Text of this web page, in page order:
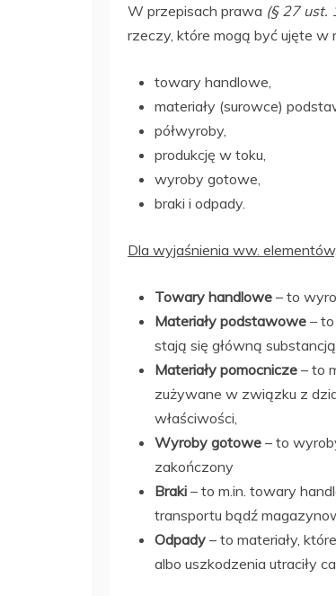
W przepisach prawa (§ 27 ust.
rzeczy, które mogą być ujęte w
towary handlowe,
materiały (surowce)
półwyroby,
produkcję w toku,
wyroby gotowe,
braki i odpady.
Dla wyjaśnienia ww.
Towary handlowe – to
Materiały podstawowe –
stają się główną
Materiały pomocnicze – to
zużywane w związku z
właściwości,
Wyroby gotowe – to
zakończony
Braki – to m.in. towary
transportu bądź
Odpady – to materiały,
albo uszkodzenia utraciły